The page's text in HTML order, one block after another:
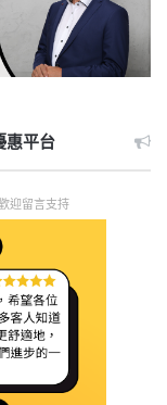
惠平台
迎留言支持